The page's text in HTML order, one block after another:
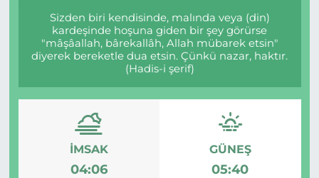
Sizden biri kendisinde, malında veya (din)
kardeşinde hoşuna giden bir şey görürse
"mâşâallah, bârekallâh, Allah mübarek etsin"
diyerek bereketle dua etsin. Çünkü nazar, haktır.
(Hadis-i şerif)
İMSAK
04:06
GÜNEŞ
05:40